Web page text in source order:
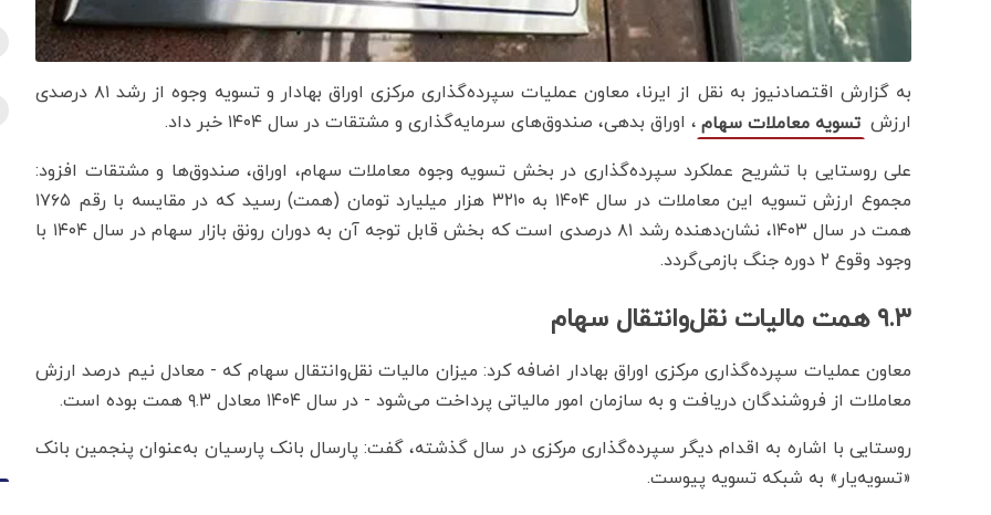
به گزارش اقتصادنیوز به نقل از ایرنا، معاون عملیات سپرده‌گذاری مرکزی اوراق بهادار و تسویه وجوه از رشد ۸۱ درصدی
ارزش تسویه معاملات سهام ، اوراق بدهی، صندوق‌های سرمایه‌گذاری و مشتقات در سال ۱۴۰۴ خبر داد.
علی روستایی با تشریح عملکرد سپرده‌گذاری در بخش تسویه وجوه معاملات سهام، اوراق، صندوق‌ها و مشتقات افزود:
مجموع ارزش تسویه این معاملات در سال ۱۴۰۴ به ۳۲۱۰ هزار میلیارد تومان (همت) رسید که در مقایسه با رقم ۱۷۶۵
همت در سال ۱۴۰۳، نشان‌دهنده رشد ۸۱ درصدی است که بخش قابل توجه آن به دوران رونق بازار سهام در سال ۱۴۰۴ با
وجود وقوع ۲ دوره جنگ بازمی‌گردد.
۹.۳ همت مالیات نقل‌وانتقال سهام
معاون عملیات سپرده‌گذاری مرکزی اوراق بهادار اضافه کرد: میزان مالیات نقل‌وانتقال سهام که - معادل نیم درصد ارزش
معاملات از فروشندگان دریافت و به سازمان امور مالیاتی پرداخت می‌شود - در سال ۱۴۰۴ معادل ۹.۳ همت بوده است.
روستایی با اشاره به اقدام دیگر سپرده‌گذاری مرکزی در سال گذشته، گفت: پارسال بانک پارسیان به‌عنوان پنجمین بانک
«تسویه‌یار» به شبکه تسویه پیوست.